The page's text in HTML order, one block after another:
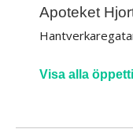
Apoteket
Visa alla